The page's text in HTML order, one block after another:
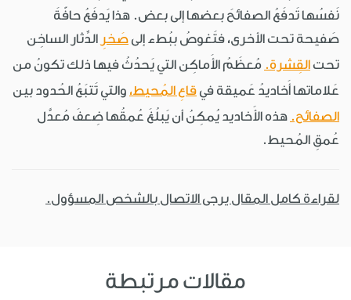
نَفسُها تَدفَعُ الصفائحَ بعضها إلى بعض. هذا يَدفَعُ حافّةَ
صَفيحة تحت الأخرى، فتَغوصُ ببُطء إلى صَخرِ الدِّثار الساخِن
تحت القِشرة. مُعظَمُ الأَماكِن التي يَحدُثُ فيها ذلك تكونُ من
عَلاماتها أَخاديدُ عَميقة في قاعِ المُحيط، والتي تَتبَعُ الحُدود بين
الصفائح. هذه الأَخاديد يُمكِنُ أن يَبلُغَ عُمقُها ضِعفَ مُعدَّل
عُمقِ المُحيط.
لقراءة كامل المقال يرجى الاتصال بالشخص المسؤول.
مقالات مرتبطة